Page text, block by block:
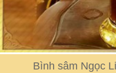
Bình sâm Ngọc